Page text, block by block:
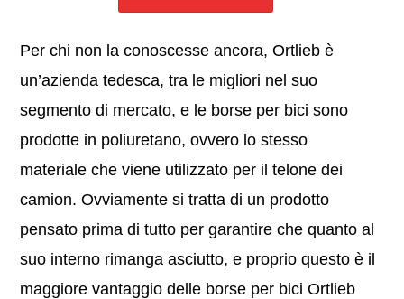
Per chi non la conoscesse ancora, Ortlieb è
un’azienda tedesca, tra le migliori nel suo
segmento di mercato, e le borse per bici sono
prodotte in poliuretano, ovvero lo stesso
materiale che viene utilizzato per il telone dei
camion. Ovviamente si tratta di un prodotto
pensato prima di tutto per garantire che quanto al
suo interno rimanga asciutto, e proprio questo è il
maggiore vantaggio delle borse per bici Ortlieb